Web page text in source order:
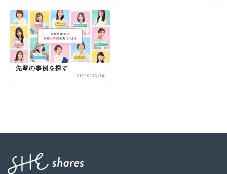
先輩の事例を探す
2023/09/14